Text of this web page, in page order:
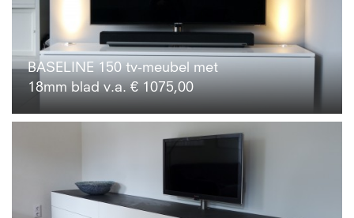
BASELINE 150 tv-meubel met
18mm blad v.a. € 1075,00